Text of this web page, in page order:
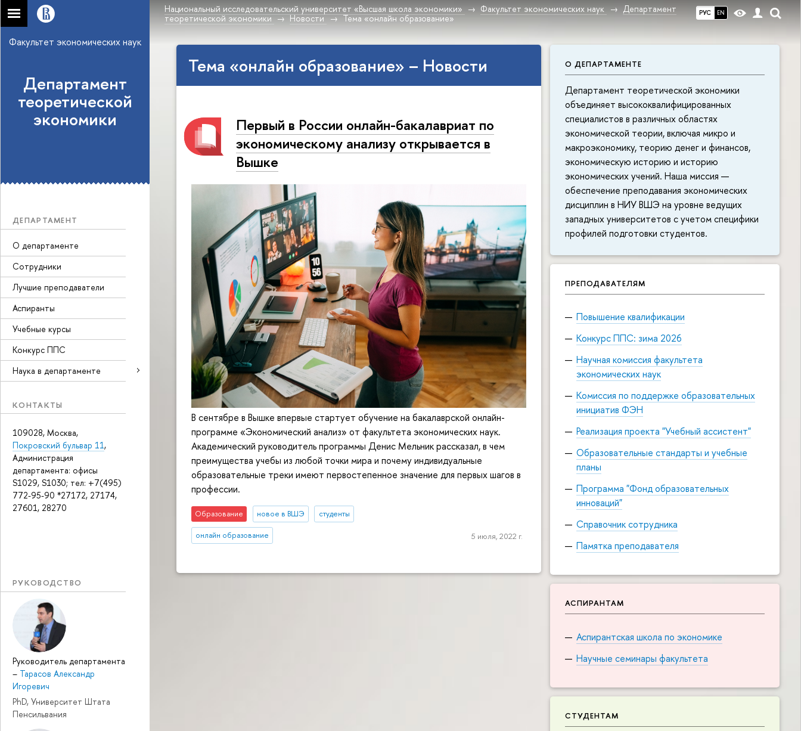
РУС EN
Национальный исследовательский университет «Высшая школа экономики» Факультет экономических наук
Департамент
теоретической экономики
Новости Тема «онлайн образование»
Факультет экономических наук
Департамент
теоретической
экономики
ДЕПАРТАМЕНТ
О департаменте
Сотрудники
Лучшие преподаватели
Аспиранты
Учебные курсы
Конкурс ППС
Наука в департаменте
КОНТАКТЫ
109028, Москва,
Покровский бульвар 11,
Администрация
департамента: офисы
S1029, S1030; тел: +7(495)
772-95-90 *27172, 27174,
27601, 28270
РУКОВОДСТВО
Руководитель департамента
– Тарасов Александр
Игоревич
PhD, Университет Штата
Пенсильвания
О ДЕПАРТАМЕНТЕ
Департамент теоретической экономики
объединяет высококвалифицированных
специалистов в различных областях
экономической теории, включая микро и
макроэкономику, теорию денег и финансов,
экономическую историю и историю
экономических учений. Наша миссия —
обеспечение преподавания экономических
дисциплин в НИУ ВШЭ на уровне ведущих
западных университетов с учетом специфики
профилей подготовки студентов.
ПРЕПОДАВАТЕЛЯМ
Повышение квалификации
Конкурс ППС: зима 2026
Научная комиссия факультета
экономических наук
Комиссия по поддержке образовательных
инициатив ФЭН
Реализация проекта "Учебный ассистент"
Образовательные стандарты и учебные
планы
Программа "Фонд образовательных
инноваций"
Справочник сотрудника
Памятка преподавателя
АСПИРАНТАМ
Аспирантская школа по экономике
Научные семинары факультета
СТУДЕНТАМ
Тема «онлайн образование» – Новости
Первый в России онлайн-бакалавриат по
экономическому анализу открывается в
Вышке
В сентябре в Вышке впервые стартует обучение на бакалаврской онлайн-
программе «Экономический анализ» от факультета экономических наук.
Академический руководитель программы Денис Мельник рассказал, в чем
преимущества учебы из любой точки мира и почему индивидуальные
образовательные треки имеют первостепенное значение для первых шагов в
профессии.
Образование новое в ВШЭ студенты
онлайн образование 5 июля, 2022 г.